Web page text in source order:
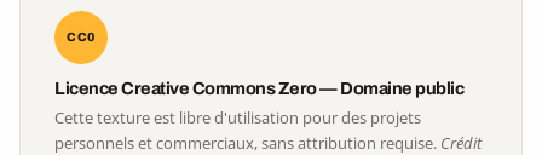
CC0
Licence Creative Commons Zero — Domaine public
Cette texture est libre d'utilisation pour des projets
personnels et commerciaux, sans attribution requise. Crédit